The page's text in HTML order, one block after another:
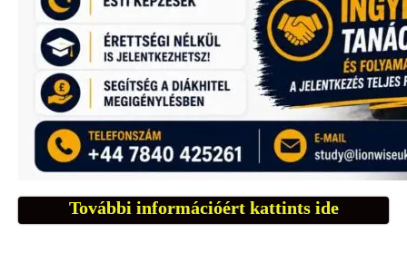
További információért kattints ide